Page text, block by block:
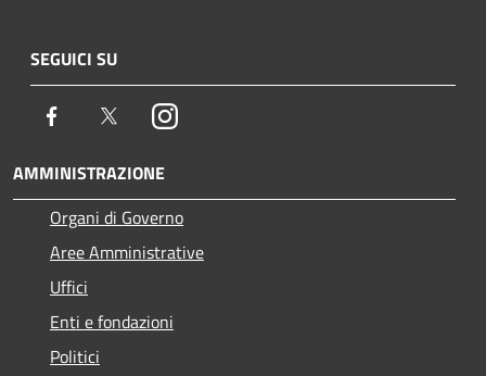
SEGUICI SU
Facebook TwitterInstagram
AMMINISTRAZIONE
Organi di Governo
Aree Amministrative
Uffici
Enti e fondazioni
Politici